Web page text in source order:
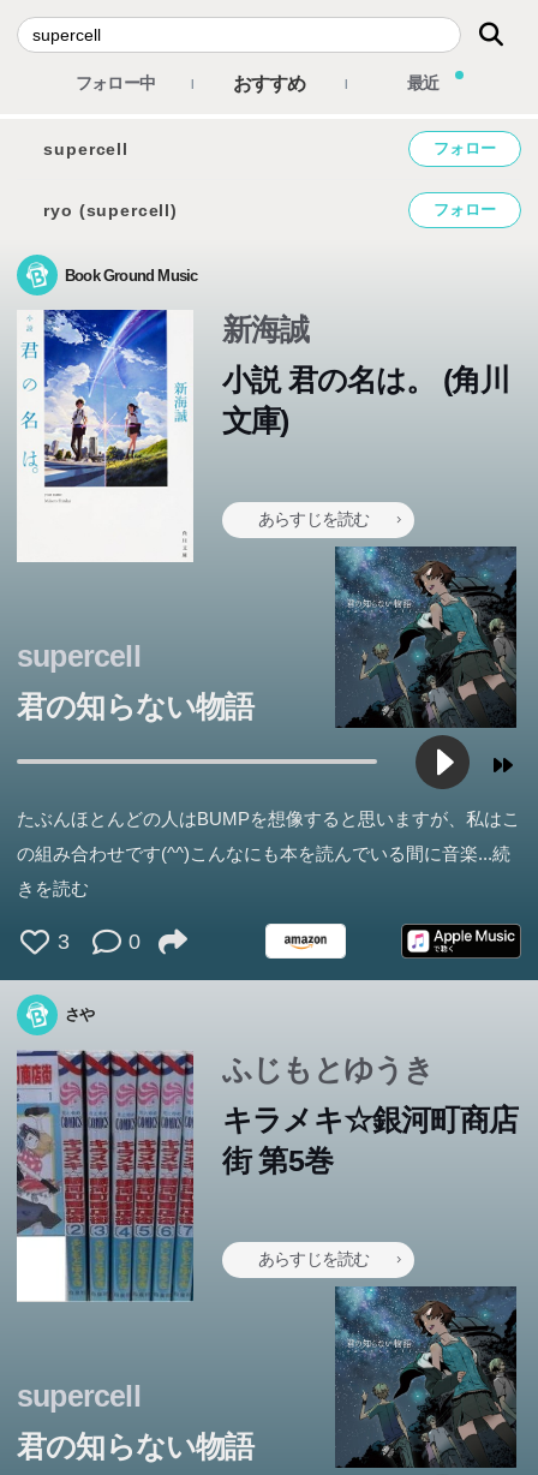
フォロー中 おすすめ 最近
supercell フォロー
ryo (supercell) フォロー
Book Ground Music
新海誠
小説 君の名は。 (角川
文庫)
あらすじを読む
supercell
君の知らない物語
たぶんほとんどの人はBUMPを想像すると思いますが、私はこ
の組み合わせです(^^)こんなにも本を読んでいる間に音楽...続
きを読む
3 0
さや
ふじもとゆうき
キラメキ☆銀河町商店
街 第5巻
あらすじを読む
supercell
君の知らない物語